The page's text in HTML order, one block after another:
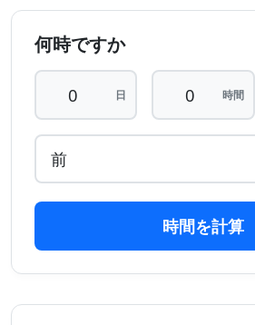
何時ですか
日 時間
時間を計算